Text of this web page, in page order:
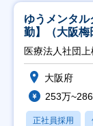
ゆうメンタ
勤】（大阪梅
医療法人社団
大阪府
253万
正社員採用